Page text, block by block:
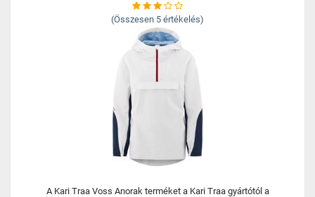
(Összesen 5 értékelés)
A Kari Traa Voss Anorak terméket a Kari Traa gyártótól a